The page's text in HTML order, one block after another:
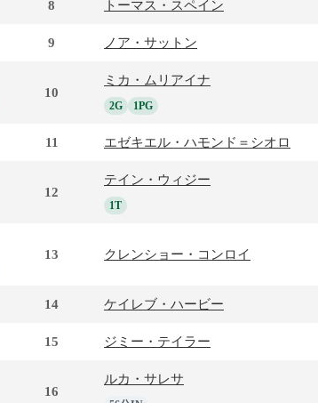
8 トーマス・スペイン
9 ノア・サットン
10
ミカ・ムリアイナ
2G 1PG
11 エゼキエル・ハモンド＝シオロ
12
テイン・ウィジー
1T
13 クレンショー・コンロイ
14 ケイレブ・ハービー
15 ジミー・テイラー
16
ルカ・サレサ